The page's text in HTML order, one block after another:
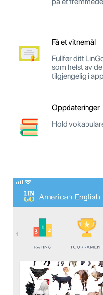
Få et vitnemål
Fullfør ditt
som helst av
tilgjengelig i
Oppdateringer
Hold